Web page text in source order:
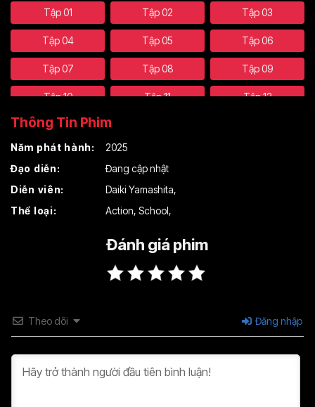
Tập 01 Tập 02 Tập 03
Tập 04 Tập 05 Tập 06
Tập 07 Tập 08 Tập 09
Tập 10 Tập 11 Tập 12
Thông Tin Phim
Năm phát hành:
2025
Đạo diễn:
Đang cập nhật
Diễn viên:
Daiki Yamashita,
Thể loại:
Action, School,
Đánh giá phim
Theo dõi Đăng nhập